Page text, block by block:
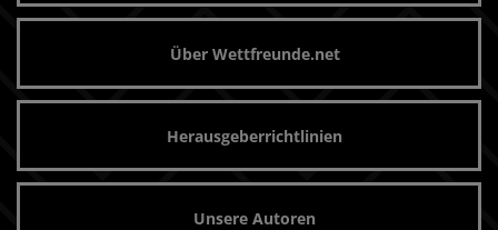
Über Wettfreunde.net
Herausgeberrichtlinien
Unsere Autoren